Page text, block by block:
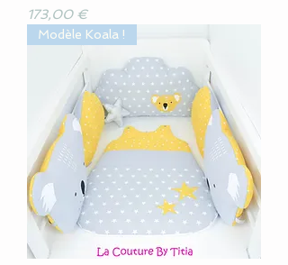
Prix
173,00 €
Modèle Koala !